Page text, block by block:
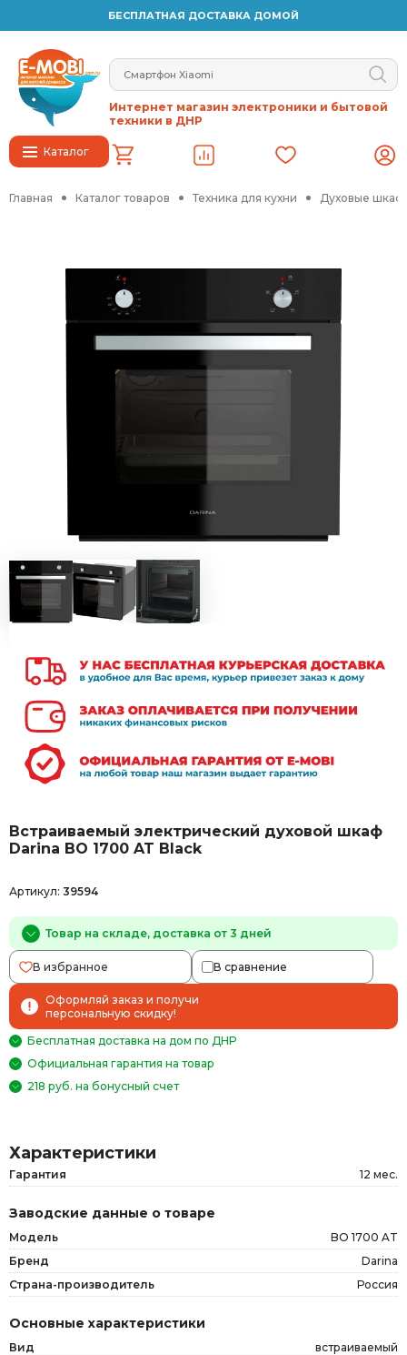
БЕСПЛАТНАЯ ДОСТАВКА ДОМОЙ
Каталог
Интернет магазин электроники и бытовой
техники в ДНР
Главная Каталог товаров Техника для кухни Духовые
Встраиваемый электрический духовой шкаф
Darina BO 1700 AT Black
Артикул: 39594
Товар на складе, доставка от 3 дней
В избранное В сравнение
Оформляй заказ и получи
персональную скидку!
Бесплатная доставка на дом по ДНР
Официальная гарантия на товар
218 руб. на бонусный счет
Характеристики
Гарантия 12 мес.
Заводские данные о товаре
Модель
BO 1700 AT
Бренд
Darina
Страна-производитель
Россия
Основные характеристики
Вид
встраиваемый